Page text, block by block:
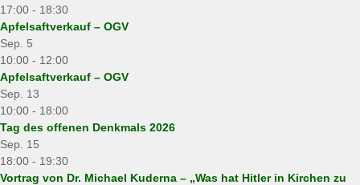
17:00 - 18:30
Apfelsaftverkauf – OGV
Sep. 5
10:00 - 12:00
Apfelsaftverkauf – OGV
Sep. 13
10:00 - 18:00
Tag des offenen Denkmals 2026
Sep. 15
18:00 - 19:30
Vortrag von Dr. Michael Kuderna – „Was hat Hitler in Kirchen zu